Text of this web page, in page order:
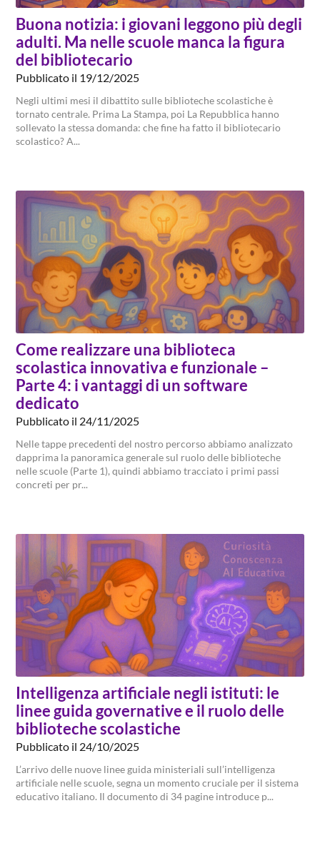
Buona notizia: i giovani leggono più degli
adulti. Ma nelle scuole manca la figura
del bibliotecario
Pubblicato il 19/12/2025
Negli ultimi mesi il dibattito sulle biblioteche scolastiche è
tornato centrale. Prima La Stampa, poi La Repubblica hanno
sollevato la stessa domanda: che fine ha fatto il bibliotecario
scolastico? A...
Come realizzare una biblioteca
scolastica innovativa e funzionale –
Parte 4: i vantaggi di un software
dedicato
Pubblicato il 24/11/2025
Nelle tappe precedenti del nostro percorso abbiamo analizzato
dapprima la panoramica generale sul ruolo delle biblioteche
nelle scuole (Parte 1), quindi abbiamo tracciato i primi passi
concreti per pr...
Intelligenza artificiale negli istituti: le
linee guida governative e il ruolo delle
biblioteche scolastiche
Pubblicato il 24/10/2025
L’arrivo delle nuove linee guida ministeriali sull’intelligenza
artificiale nelle scuole, segna un momento cruciale per il sistema
educativo italiano. Il documento di 34 pagine introduce p...